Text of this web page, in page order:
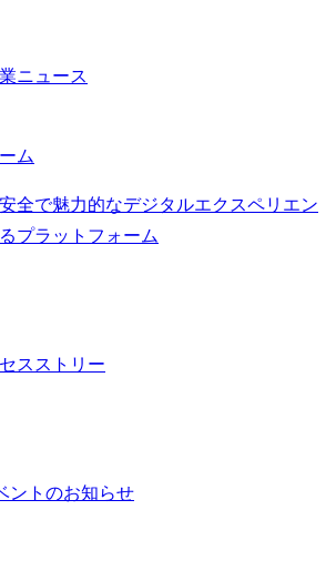
ニュース
ム
全で魅力的なデジタルエクスペリエン
プラットフォーム
スストリー
ントのお知らせ